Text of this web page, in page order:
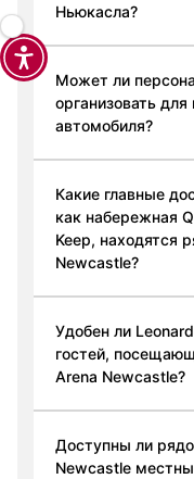
Ньюкасла?
Может ли
организовать
автомобиля?
Какие главные
как набережная
Keep, находятся
Newcastle?
Удобен ли
гостей,
Arena Newcastle?
Доступны ли
Newcastle